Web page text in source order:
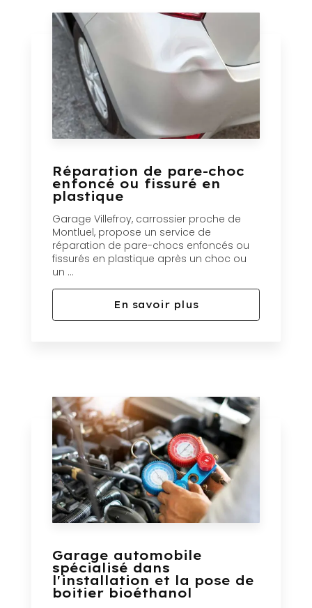
Réparation de pare-choc
enfoncé ou fissuré en
plastique
Garage Villefroy, carrossier proche de
Montluel, propose un service de
réparation de pare-chocs enfoncés ou
fissurés en plastique après un choc ou
un ...
En savoir plus
Garage automobile
spécialisé dans
l'installation et la pose de
boitier bioéthanol